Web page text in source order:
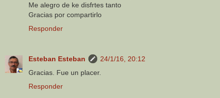
Me alegro de ke disfrtes tanto
Gracias por compartirlo
Responder
Esteban Esteban
24/1/16, 20:12
Gracias. Fue un placer.
Responder